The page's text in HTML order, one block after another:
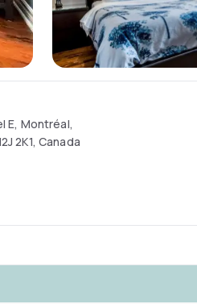
E, Montréal,
2K1, Canada